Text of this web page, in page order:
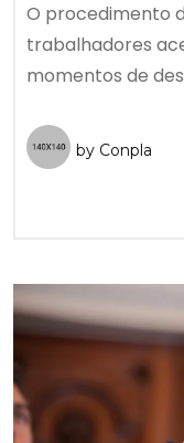
O procedimento
trabalhadores
momentos de
by Conpla